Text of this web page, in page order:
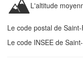
L'altitude
Le code postal de
Le code INSEE de